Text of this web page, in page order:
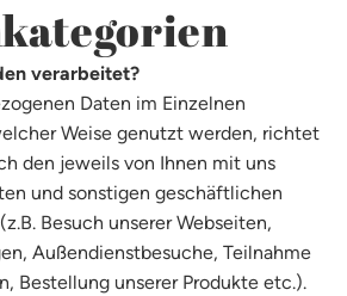
verarbeitet?
Daten im Einzelnen
Weise genutzt werden, richtet
den jeweils von Ihnen mit uns
und sonstigen geschäftlichen
Besuch unserer Webseiten,
Außendienstbesuche, Teilnahme
Bestellung unserer Produkte etc.).